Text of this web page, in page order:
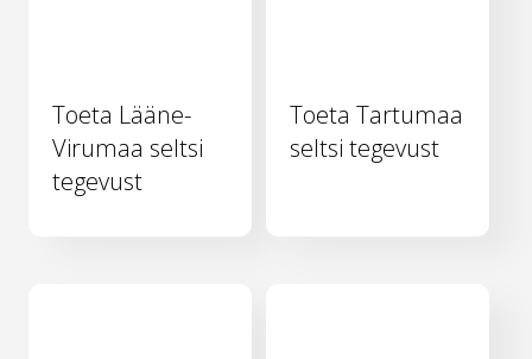
Toeta Lääne-
Virumaa seltsi
tegevust
Toeta Tartumaa
seltsi tegevust